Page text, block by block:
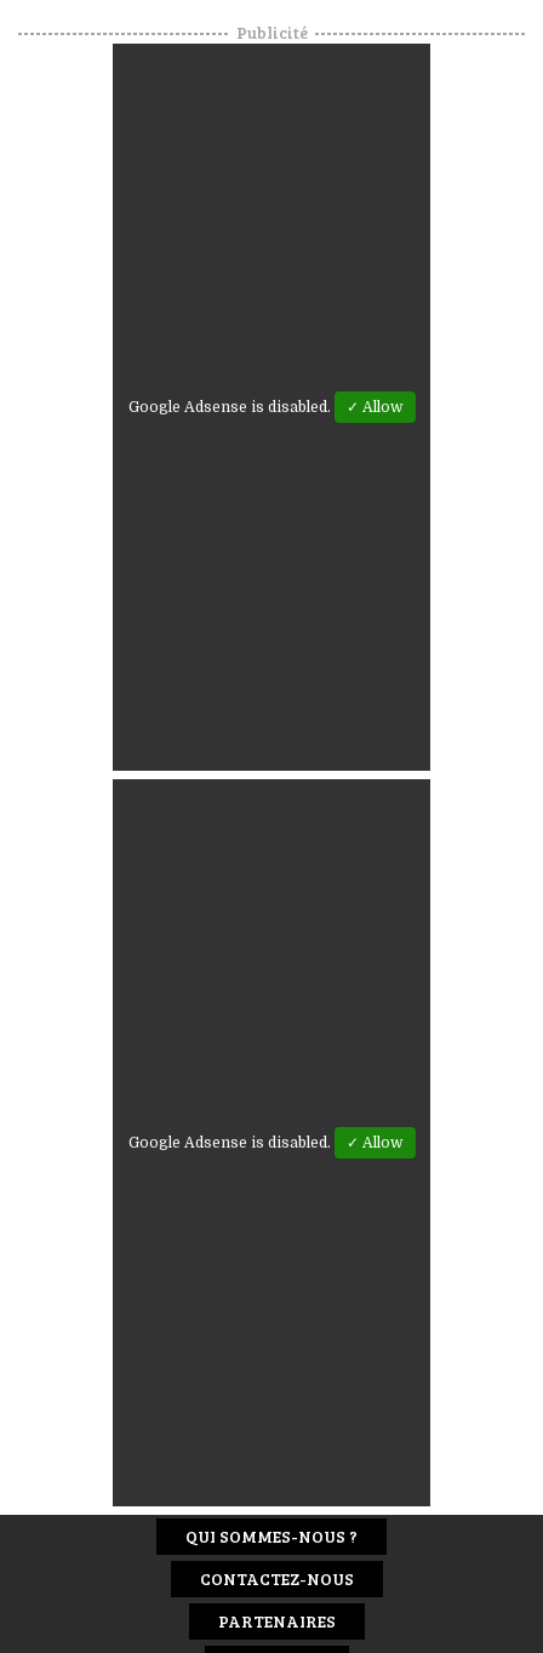
Publicité
Google Adsense is disabled. ✓ Allow
Google Adsense is disabled. ✓ Allow
QUI SOMMES-NOUS ?
CONTACTEZ-NOUS
PARTENAIRES